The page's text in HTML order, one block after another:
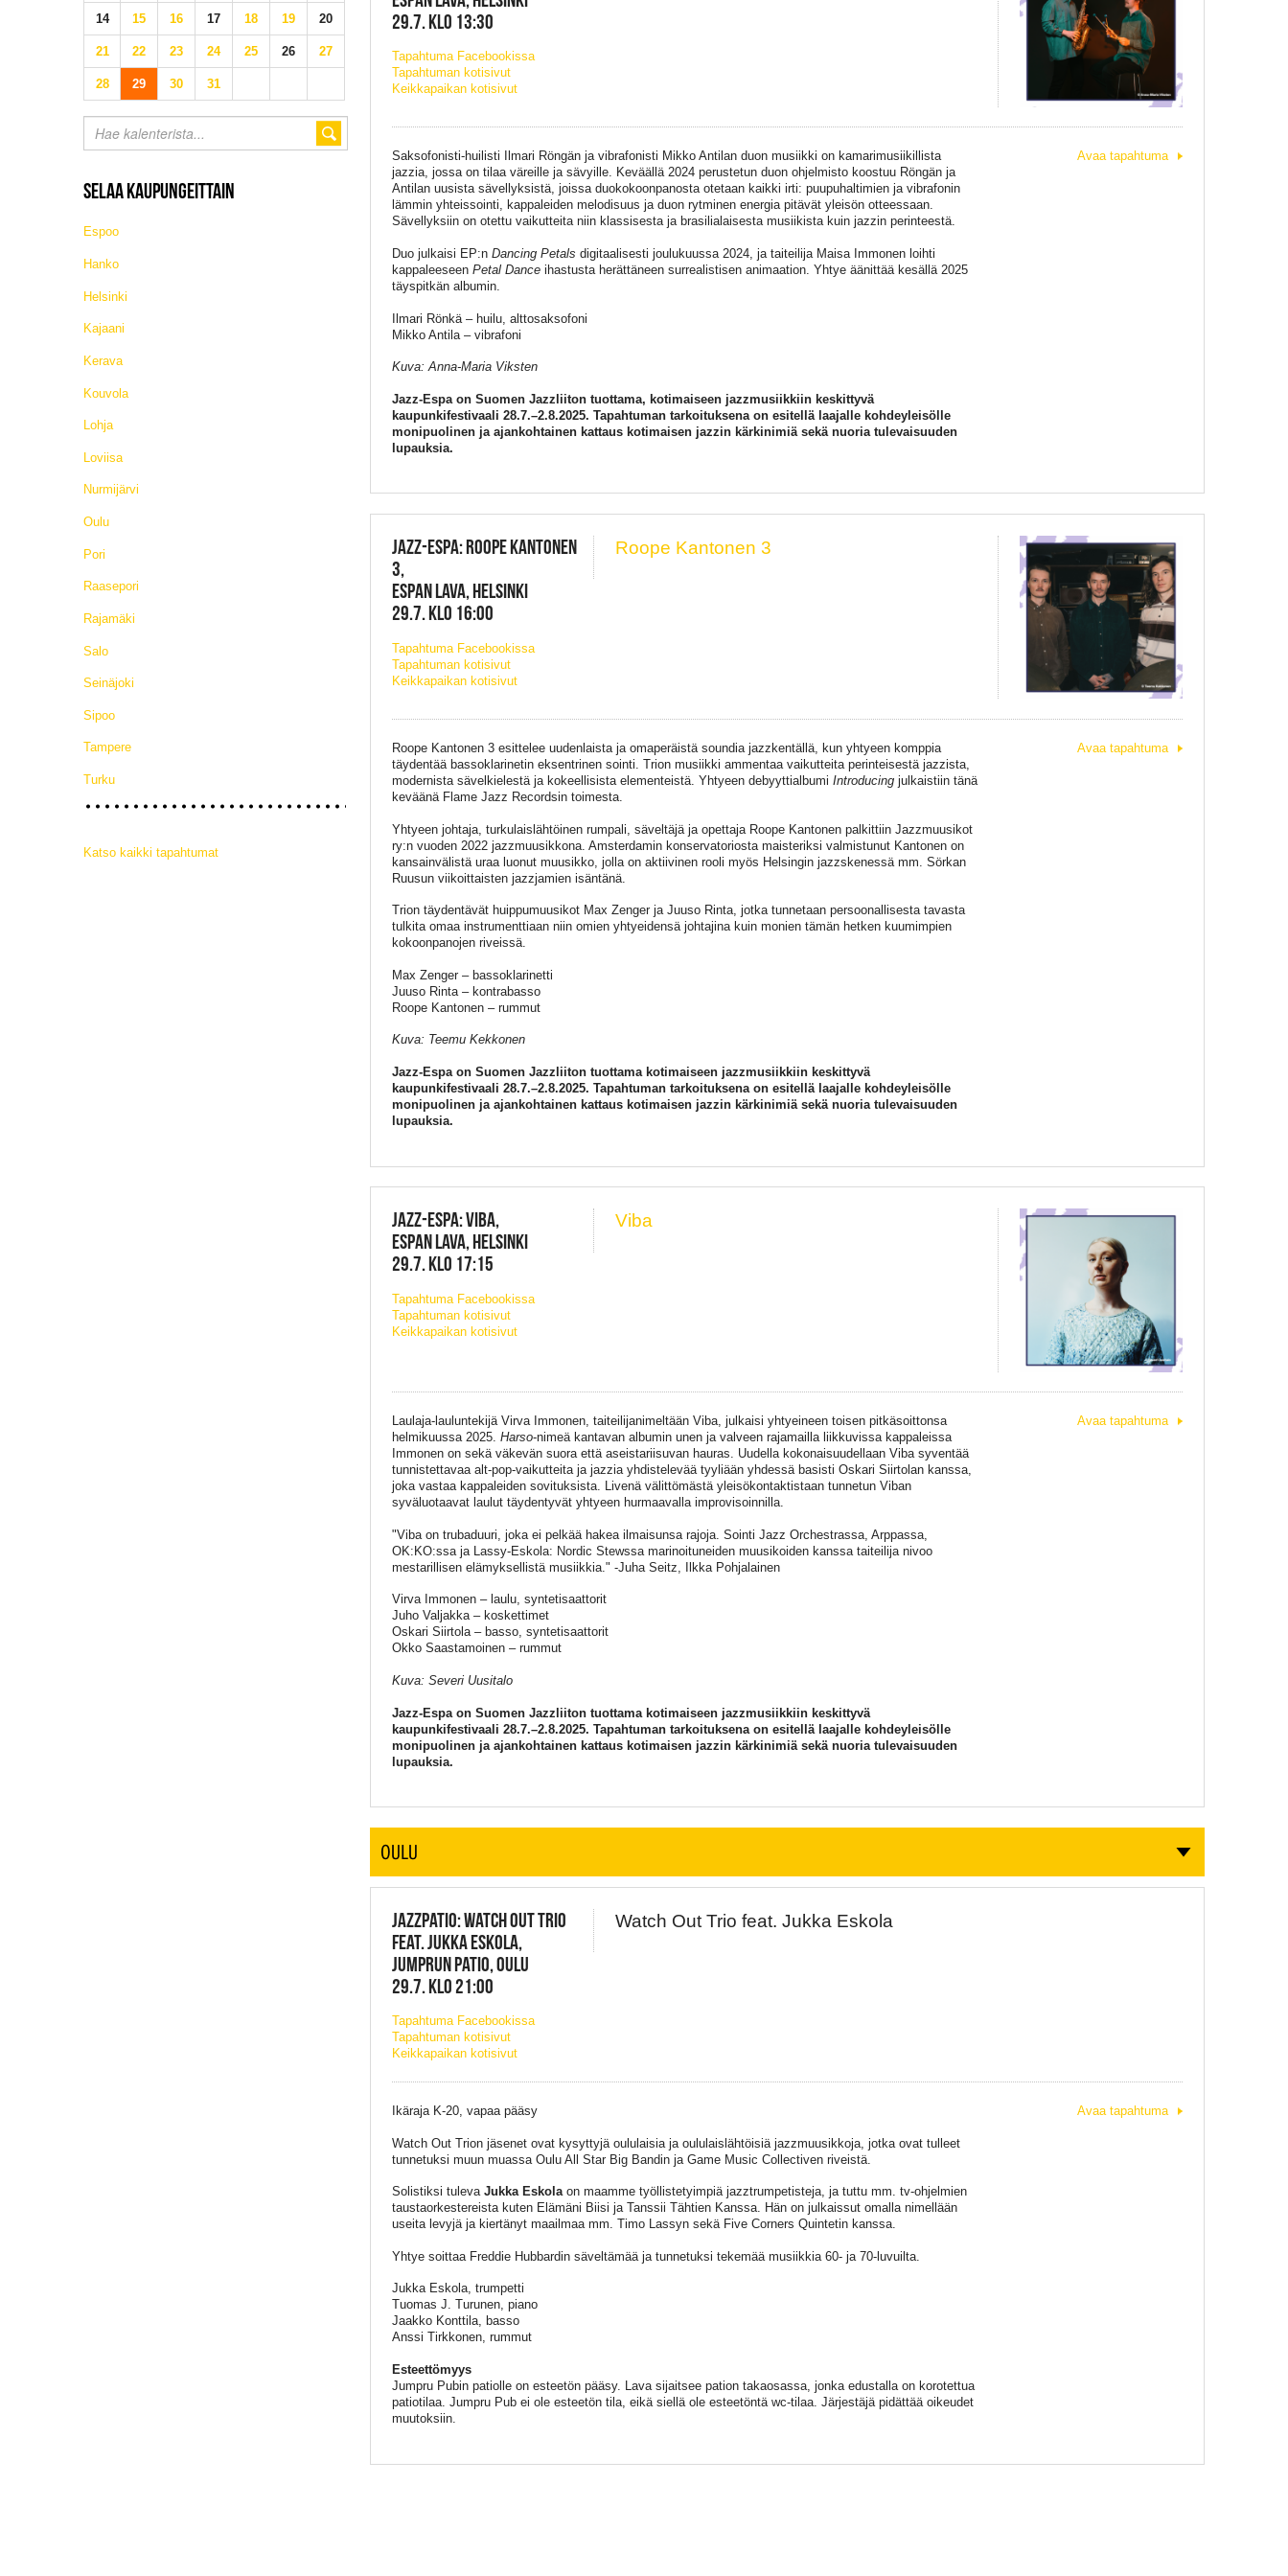
14 15 16 17 18 19 20
21 22 23 24 25 26 27
28 29 30 31
SELAA KAUPUNGEITTAIN
Espoo
Hanko
Helsinki
Kajaani
Kerava
Kouvola
Lohja
Loviisa
Nurmijärvi
Oulu
Pori
Raasepori
Rajamäki
Salo
Seinäjoki
Sipoo
Tampere
Turku
Katso kaikki tapahtumat
29.7. KLO 13:30
Tapahtuma Facebookissa
Tapahtuman kotisivut
Keikkapaikan kotisivut
Saksofonisti-huilisti Ilmari Röngän ja vibrafonisti Mikko Antilan duon musiikki on kamarimusiikillista
jazzia, jossa on tilaa väreille ja sävyille. Keväällä 2024 perustetun duon ohjelmisto koostuu Röngän ja
Antilan uusista sävellyksistä, joissa duokokoonpanosta otetaan kaikki irti: puupuhaltimien ja vibrafonin
lämmin yhteissointi, kappaleiden melodisuus ja duon rytminen energia pitävät yleisön otteessaan.
Sävellyksiin on otettu vaikutteita niin klassisesta ja brasilialaisesta musiikista kuin jazzin perinteestä.
Duo julkaisi EP:n Dancing Petals digitaalisesti joulukuussa 2024, ja taiteilija Maisa Immonen loihti
kappaleeseen Petal Danceihastusta herättäneen surrealistisen animaation. Yhtye äänittää kesällä 2025
täyspitkän albumin.
Ilmari Rönkä – huilu, alttosaksofoni
Mikko Antila – vibrafoni
Kuva: Anna-Maria Viksten
Jazz-Espa on Suomen Jazzliiton tuottama, kotimaiseen jazzmusiikkiin keskittyvä
kaupunkifestivaali 28.7.–2.8.2025. Tapahtuman tarkoituksena on esitellä laajalle kohdeyleisölle
monipuolinen ja ajankohtainen kattaus kotimaisen jazzin kärkinimiä sekä nuoria tulevaisuuden
lupauksia.
Avaa tapahtuma
JAZZ-ESPA: ROOPE KANTONEN
3,
ESPAN LAVA, HELSINKI
29.7. KLO 16:00
Tapahtuma Facebookissa
Tapahtuman kotisivut
Keikkapaikan kotisivut
Roope Kantonen 3
Roope Kantonen 3 esittelee uudenlaista ja omaperäistä soundia jazzkentällä, kun yhtyeen komppia
täydentää bassoklarinetin eksentrinen sointi. Trion musiikki ammentaa vaikutteita perinteisestä jazzista,
modernista sävelkielestä ja kokeellisista elementeistä. Yhtyeen debyyttialbumi Introducing julkaistiin tänä
keväänä Flame Jazz Recordsin toimesta.
Yhtyeen johtaja, turkulaislähtöinen rumpali, säveltäjä ja opettaja Roope Kantonen palkittiin Jazzmuusikot
ry:n vuoden 2022 jazzmuusikkona. Amsterdamin konservatoriosta maisteriksi valmistunut Kantonen on
kansainvälistä uraa luonut muusikko, jolla on aktiivinen rooli myös Helsingin jazzskenessä mm. Sörkan
Ruusun viikoittaisten jazzjamien isäntänä.
Trion täydentävät huippumuusikot Max Zenger ja Juuso Rinta, jotka tunnetaan persoonallisesta tavasta
tulkita omaa instrumenttiaan niin omien yhtyeidensä johtajina kuin monien tämän hetken kuumimpien
kokoonpanojen riveissä.
Max Zenger – bassoklarinetti
Juuso Rinta – kontrabasso
Roope Kantonen – rummut
Kuva: Teemu Kekkonen
Jazz-Espa on Suomen Jazzliiton tuottama kotimaiseen jazzmusiikkiin keskittyvä
kaupunkifestivaali 28.7.–2.8.2025. Tapahtuman tarkoituksena on esitellä laajalle kohdeyleisölle
monipuolinen ja ajankohtainen kattaus kotimaisen jazzin kärkinimiä sekä nuoria tulevaisuuden
lupauksia.
Avaa tapahtuma
JAZZ-ESPA: VIBA,
ESPAN LAVA, HELSINKI
29.7. KLO 17:15
Tapahtuma Facebookissa
Tapahtuman kotisivut
Keikkapaikan kotisivut
Viba
Laulaja-lauluntekijä Virva Immonen, taiteilijanimeltään Viba, julkaisi yhtyeineen toisen pitkäsoittonsa
helmikuussa 2025. Harso-nimeä kantavan albumin unen ja valveen rajamailla liikkuvissa kappaleissa
Immonen on sekä väkevän suora että aseistariisuvan hauras. Uudella kokonaisuudellaan Viba syventää
tunnistettavaa alt-pop-vaikutteita ja jazzia yhdistelevää tyyliään yhdessä basisti Oskari Siirtolan kanssa,
joka vastaa kappaleiden sovituksista. Livenä välittömästä yleisökontaktistaan tunnetun Viban
syväluotaavat laulut täydentyvät yhtyeen hurmaavalla improvisoinnilla.
"Viba on trubaduuri, joka ei pelkää hakea ilmaisunsa rajoja. Sointi Jazz Orchestrassa, Arppassa,
OK:KO:ssa ja Lassy-Eskola: Nordic Stewssa marinoituneiden muusikoiden kanssa taiteilija nivoo
mestarillisen elämyksellistä musiikkia." -Juha Seitz, Ilkka Pohjalainen
Virva Immonen – laulu, syntetisaattorit
Juho Valjakka – koskettimet
Oskari Siirtola – basso, syntetisaattorit
Okko Saastamoinen – rummut
Kuva: Severi Uusitalo
Jazz-Espa on Suomen Jazzliiton tuottama kotimaiseen jazzmusiikkiin keskittyvä
kaupunkifestivaali 28.7.–2.8.2025. Tapahtuman tarkoituksena on esitellä laajalle kohdeyleisölle
monipuolinen ja ajankohtainen kattaus kotimaisen jazzin kärkinimiä sekä nuoria tulevaisuuden
lupauksia.
Avaa tapahtuma
OULU
JAZZPATIO: WATCH OUT TRIO
FEAT. JUKKA ESKOLA,
JUMPRUN PATIO, OULU
29.7. KLO 21:00
Tapahtuma Facebookissa
Tapahtuman kotisivut
Keikkapaikan kotisivut
Watch Out Trio feat. Jukka Eskola
Ikäraja K-20, vapaa pääsy
Watch Out Trion jäsenet ovat kysyttyjä oululaisia ja oululaislähtöisiä jazzmuusikkoja, jotka ovat tulleet
tunnetuksi muun muassa Oulu All Star Big Bandin ja Game Music Collectiven riveistä.
Solistiksi tuleva Jukka Eskolaon maamme työllistetyimpiä jazztrumpetisteja, ja tuttu mm. tv-ohjelmien
taustaorkestereista kuten Elämäni Biisi ja Tanssii Tähtien Kanssa. Hän on julkaissut omalla nimellään
useita levyjä ja kiertänyt maailmaa mm. Timo Lassyn sekä Five Corners Quintetin kanssa.
Yhtye soittaa Freddie Hubbardin säveltämää ja tunnetuksi tekemää musiikkia 60- ja 70-luvuilta.
Jukka Eskola, trumpetti
Tuomas J. Turunen, piano
Jaakko Konttila, basso
Anssi Tirkkonen, rummut
Esteettömyys
Jumpru Pubin patiolle on esteetön pääsy. Lava sijaitsee pation takaosassa, jonka edustalla on korotettua
patiotilaa. Jumpru Pub ei ole esteetön tila, eikä siellä ole esteetöntä wc-tilaa. Järjestäjä pidättää oikeudet
muutoksiin.
Avaa tapahtuma